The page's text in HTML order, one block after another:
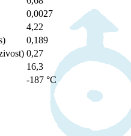
0,0027
4,22
0,189
0,27
16,3
-187 °C